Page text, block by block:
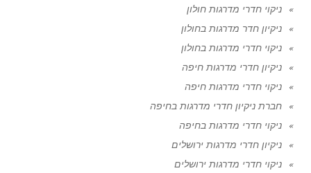
ניקוי חדרי מדרגות חולון
ניקיון חדר מדרגות בחולון
ניקוי חדרי מדרגות בחולון
ניקיון חדרי מדרגות חיפה
ניקוי חדרי מדרגות חיפה
חברת ניקיון חדרי מדרגות בחיפה
ניקוי חדרי מדרגות בחיפה
ניקיון חדרי מדרגות ירושלים
ניקוי חדרי מדרגות ירושלים